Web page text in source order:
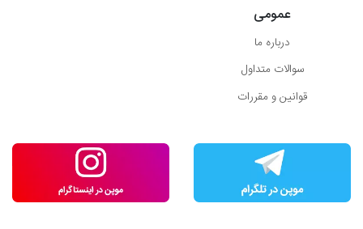
عمومی
درباره ما
سوالات متداول
قوانین و مقررات